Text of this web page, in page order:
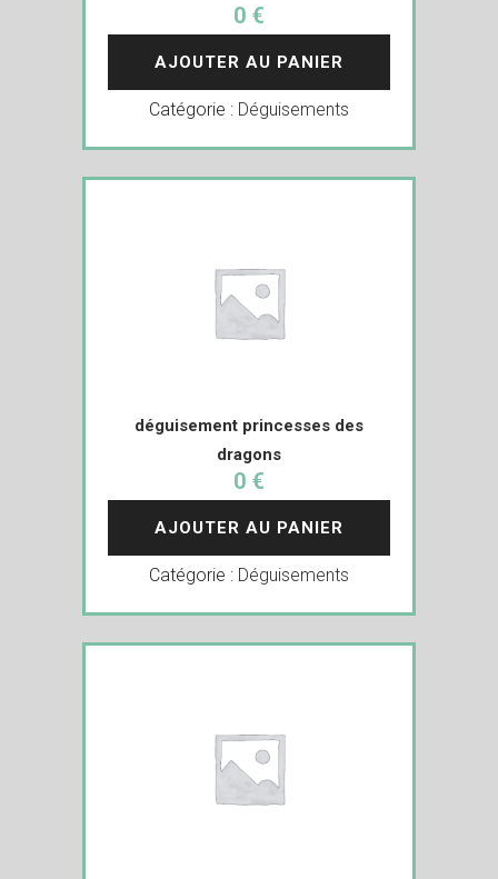
0 €
AJOUTER AU PANIER
Catégorie : Déguisements
déguisement princesses des
dragons
0 €
AJOUTER AU PANIER
Catégorie : Déguisements